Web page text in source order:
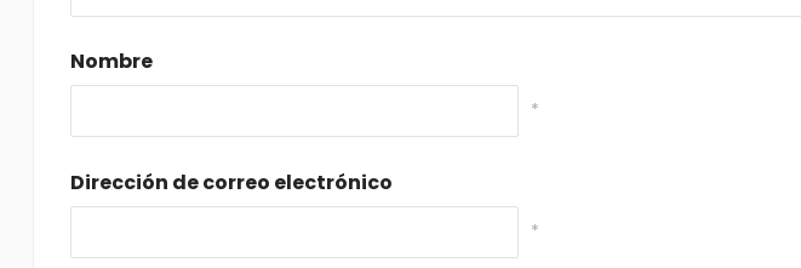
Nombre
*
Dirección de correo electrónico
*